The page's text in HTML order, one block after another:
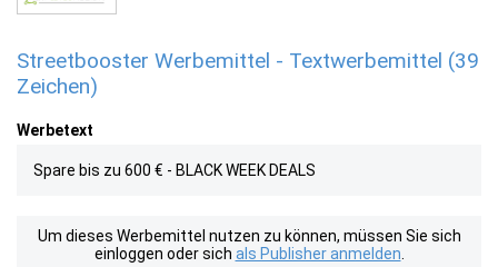
Streetbooster Werbemittel - Textwerbemittel (39
Zeichen)
Werbetext
Spare bis zu 600 € - BLACK WEEK DEALS
Um dieses Werbemittel nutzen zu können, müssen Sie sich
einloggen oder sich als Publisher anmelden